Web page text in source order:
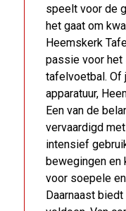
speelt voor de
het gaat om
Heemskerk
passie voor het
tafelvoetbal. Of
apparatuur,
Een van de
vervaardigd
intensief
bewegingen en
voor soepele
Daarnaast